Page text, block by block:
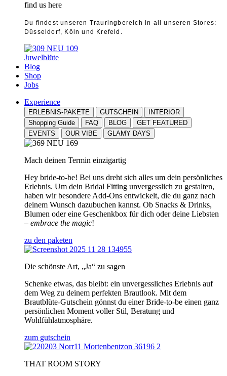
find us here
Du findest unseren Trauringbereich in all unseren Stores:
Düsseldorf, Köln und Krefeld.
Juwelblüte
Blog
Shop
Jobs
Experience
ERLEBNIS-PAKETE GUTSCHEIN
INTERIOR
Shopping Guide
FAQ BLOG
GET FEATURED
EVENTS
OUR VIBE GLAMY DAYS
Mach deinen Termin einzigartig
Hey bride-to-be! Bei uns dreht sich alles um dein persönliches
Erlebnis. Um dein Bridal Fitting unvergesslich zu gestalten,
haben wir besondere Add-Ons entwickelt, die du ganz nach
deinem Wunsch dazubuchen kannst. Ob Snacks & Drinks,
Blumen oder eine Geschenkbox für dich oder deine Liebsten
– embrace the magic!
zu den paketen
Die schönste Art, „Ja“ zu sagen
Schenke etwas, das bleibt: ein unvergessliches Erlebnis auf
dem Weg zu deinem perfekten Brautlook. Mit dem
Brautblüte-Gutschein gönnst du einer Bride-to-be einen ganz
persönlichen Moment voller Stil, Beratung und
Wohlfühlatmosphäre.
zum gutschein
THAT ROOM STORY